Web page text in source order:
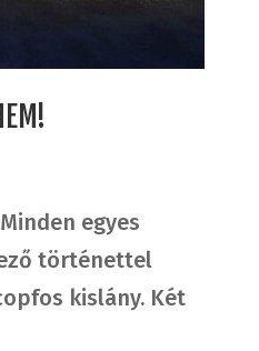
Minden egyes
történettel
kislány. Két